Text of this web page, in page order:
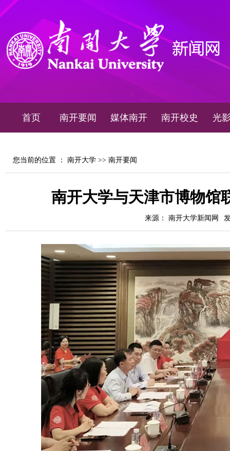
首页 南开要闻 媒体南开 南开校史 光
您当前的位置 ： 南开大学 >> 南开要闻
南开大学与天津市博物馆
来源： 南开大学新闻网